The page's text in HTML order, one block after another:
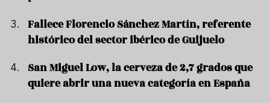
Fallece Florencio Sánchez Martín, referente
histórico del sector ibérico de Guijuelo
San Miguel Low, la cerveza de 2,7 grados que
quiere abrir una nueva categoría en España